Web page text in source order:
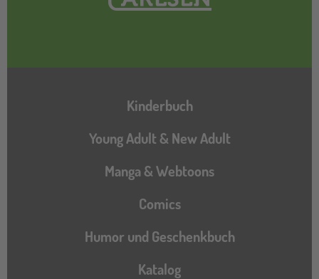
Hauptnavigation
Kinderbuch
Young Adult & New Adult
Manga & Webtoons
Comics
Humor und Geschenkbuch
Katalog
Katalog